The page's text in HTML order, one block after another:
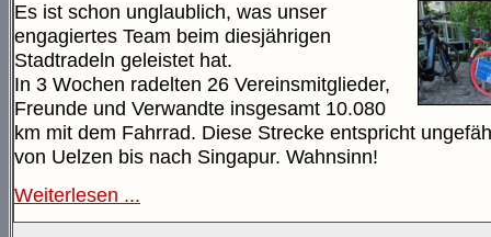
Es ist schon unglaublich, was unser
engagiertes Team beim diesjährigen
Stadtradeln geleistet hat.
In 3 Wochen radelten 26 Vereinsmitglieder,
Freunde und Verwandte insgesamt 10.080
km mit dem Fahrrad. Diese Strecke entspricht
von Uelzen bis nach Singapur. Wahnsinn!
Weiterlesen ...